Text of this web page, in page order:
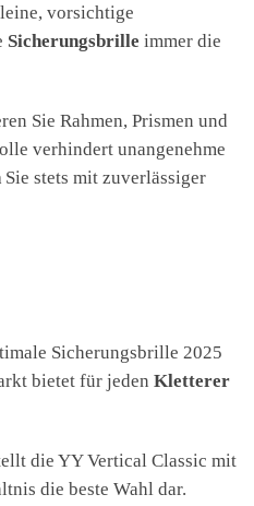
vorsichtige
Sicherungsbrille immer die
Sie Rahmen, Prismen und
verhindert unangenehme
Sie stets mit zuverlässiger
Sicherungsbrille 2025
bietet für jeden Kletterer
die YY Vertical Classic mit
die beste Wahl dar.